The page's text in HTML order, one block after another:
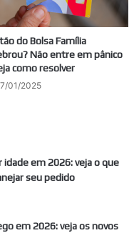
do Bolsa Família
Não entre em pânico
como resolver
01/2025
em 2026: veja o que
seu pedido
em 2026: veja os novos